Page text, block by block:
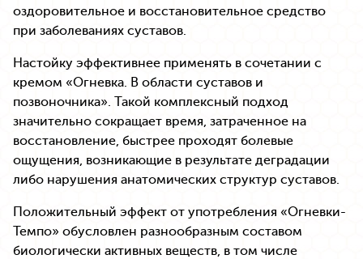
оздоровительное и восстановительное средство
при заболеваниях суставов.
Настойку эффективнее применять в сочетании с
кремом «Огневка. В области суставов и
позвоночника». Такой комплексный подход
значительно сокращает время, затраченное на
восстановление, быстрее проходят болевые
ощущения, возникающие в результате деградации
либо нарушения анатомических структур суставов.
Положительный эффект от употребления «Огневки-
Темпо» обусловлен разнообразным составом
биологически активных веществ, в том числе